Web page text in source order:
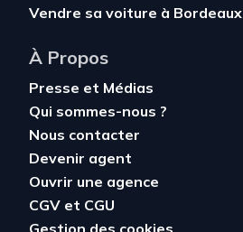
Vendre sa voiture à Bordeaux
À Propos
Presse et Médias
Qui sommes-nous ?
Nous contacter
Devenir agent
Ouvrir une agence
CGV et CGU
Gestion des cookies